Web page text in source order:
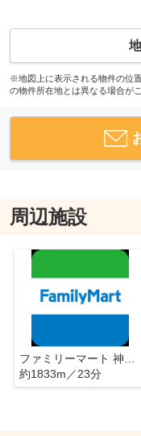
※地図上に表示される物件の位
の物件所在地とは異なる場合が
周辺施設
ファミリーマート 神戸新開地店
約1833m／23分